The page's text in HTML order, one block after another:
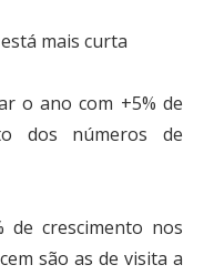
mais curta
o ano com +5% de
dos números de
de crescimento nos
são as de visita a